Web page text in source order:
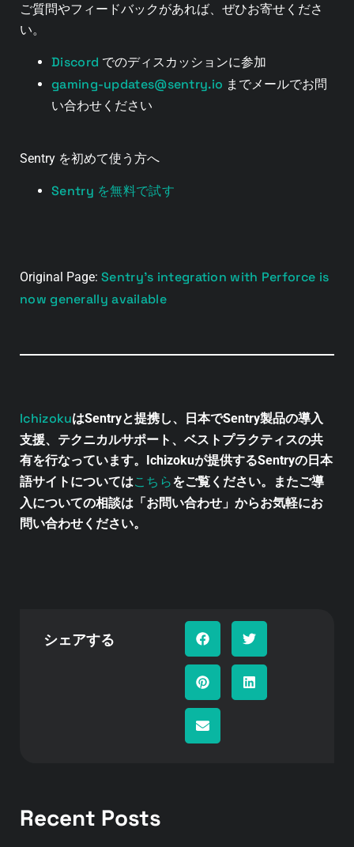
ご質問やフィードバックがあれば、ぜひお寄せくださ
い。
Discord でのディスカッションに参加
gaming-updates@sentry.io までメールでお問
い合わせください
Sentry を初めて使う方へ
Sentry を無料で試す
Original Page: Sentry’s integration with Perforce is
now generally available
IchizokuはSentryと提携し、日本でSentry製品の導入
支援、テクニカルサポート、ベストプラクティスの共
有を行なっています。Ichizokuが提供するSentryの日本
語サイトについてはこちらをご覧ください。またご導
入についての相談は「お問い合わせ」からお気軽にお
問い合わせください。
シェアする
Recent Posts